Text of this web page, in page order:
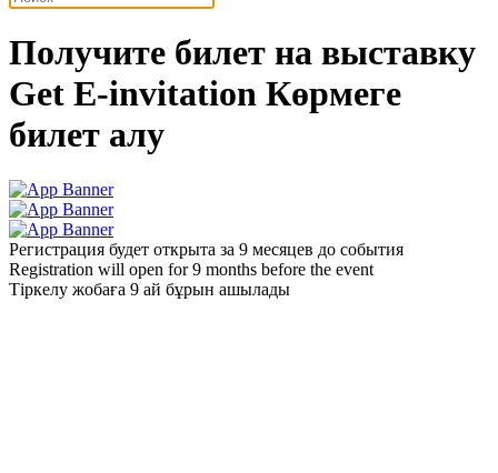
Получите билет на выставку
Get E-invitation Көрмеге
билет алу
Регистрация будет открыта за 9 месяцев до события
Registration will open for 9 months before the event
Тіркелу жобаға 9 ай бұрын ашылады